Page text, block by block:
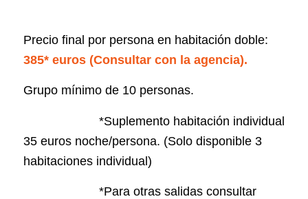
Precio final por persona en habitación doble:
385* euros (Consultar con la agencia).
Grupo mínimo de 10 personas.
*Suplemento habitación individual
35 euros noche/persona. (Solo disponible 3
habitaciones individual)
*Para otras salidas consultar